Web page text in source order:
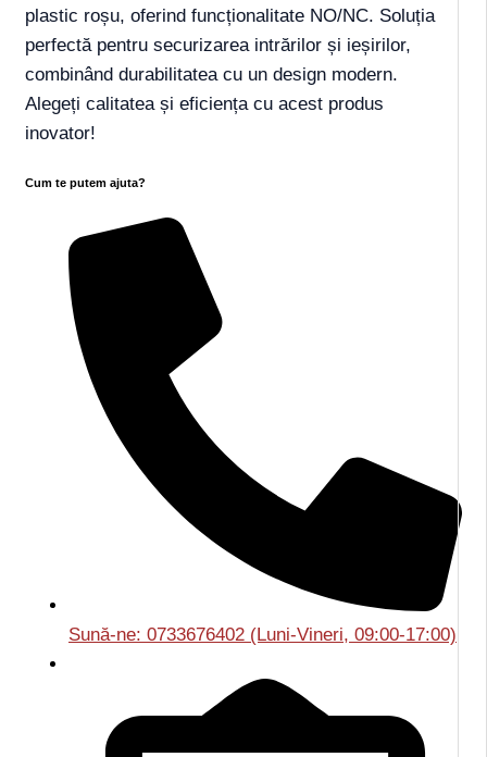
plastic roșu, oferind funcționalitate NO/NC. Soluția
perfectă pentru securizarea intrărilor și ieșirilor,
combinând durabilitatea cu un design modern.
Alegeți calitatea și eficiența cu acest produs
inovator!
Cum te putem ajuta?
Sună-ne: 0733676402 (Luni-Vineri, 09:00-17:00)